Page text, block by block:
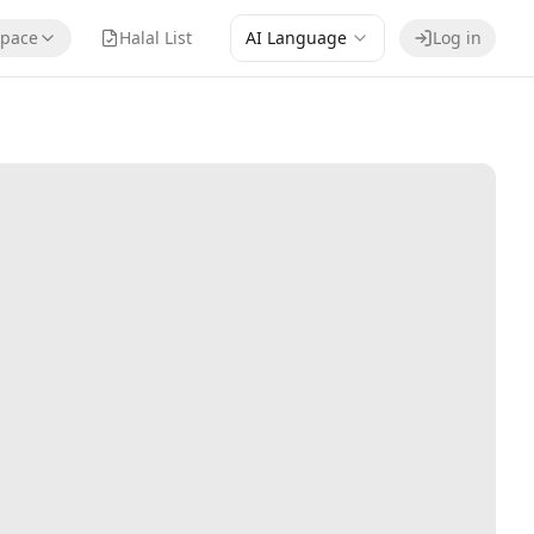
Halal List AI Language Log in